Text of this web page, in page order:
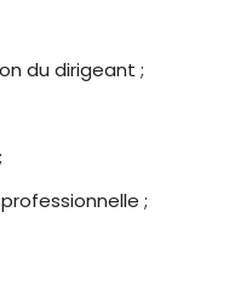
du dirigeant ;
;